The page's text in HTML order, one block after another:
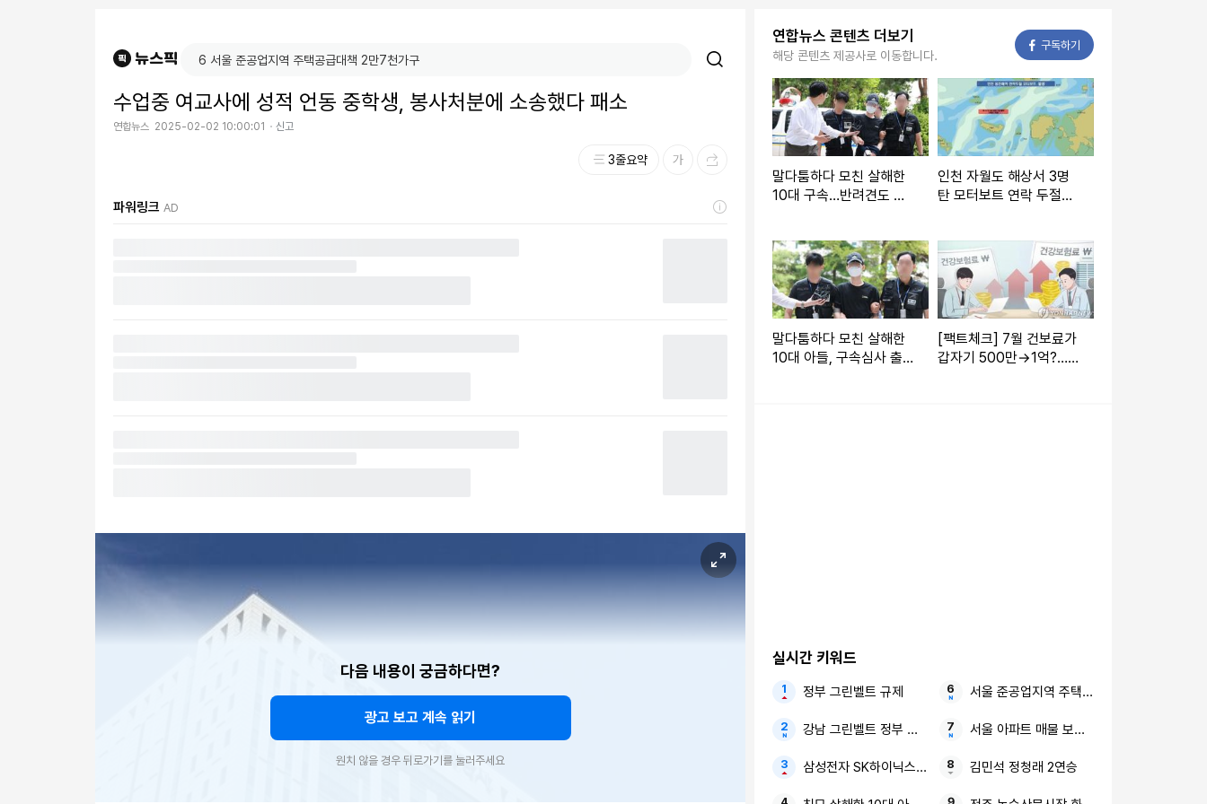
수업중 여교사에 성적 언동 중학생, 봉사처분에 소송했다 패소
연합뉴스 2025-02-02 10:00:01 신고
3줄요약
파워링크 AD
다음 내용이 궁금하다면?
광고 보고 계속 읽기
원치 않을 경우 뒤로가기를 눌러주세요
연합뉴스 콘텐츠 더보기
해당 콘텐츠 제공사로 이동합니다.
구독하기
말다툼하다 모친 살해한
10대 구속…반려견도 목
인천 자월도 해상서 3명
탄 모터보트 연락 두절…
말다툼하다 모친 살해한
10대 아들, 구속심사 출
[팩트체크] 7월 건보료가
갑자기 500만→1억?…S
실시간 키워드
정부 그린벨트 규제
강남 그린벨트 정부 수도권
삼성전자 SK하이닉스 직원들
서울 준공업지역 주택공급대책 2만7천가구
서울 아파트 매물 보유세 폭탄
김민석 정청래 2연승